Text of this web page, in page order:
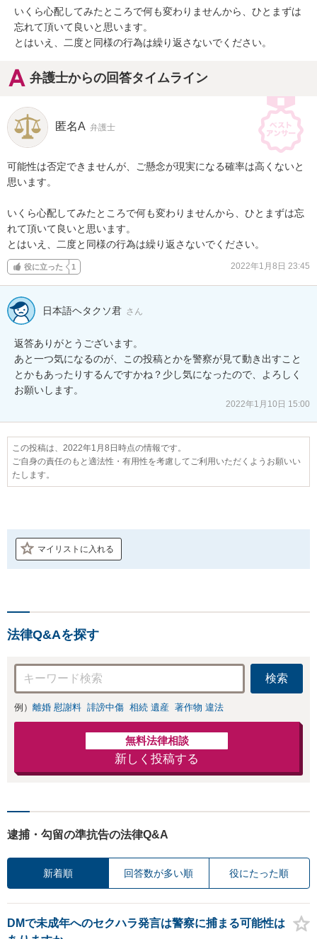
いくら心配してみたところで何も変わりませんから、ひとまずは
忘れて頂いて良いと思います。
とはいえ、二度と同様の行為は繰り返さないでください。
弁護士からの回答タイムライン
匿名A 弁護士
可能性は否定できませんが、ご懸念が現実になる確率は高くないと
思います。
いくら心配してみたところで何も変わりませんから、ひとまずは忘
れて頂いて良いと思います。
とはいえ、二度と同様の行為は繰り返さないでください。
役に立った 1 2022年1月8日 23:45
日本語ヘタクソ君 さん
返答ありがとうございます。
あと一つ気になるのが、この投稿とかを警察が見て動き出すこと
とかもあったりするんですかね？少し気になったので、よろしく
お願いします。
2022年1月10日 15:00
この投稿は、2022年1月8日時点の情報です。
ご自身の責任のもと適法性・有用性を考慮してご利用いただくようお願いい
たします。
マイリストに入れる
法律Q&Aを探す
検索
例） 離婚 慰謝料 誹謗中傷 相続 遺産 著作物 違法
無料法律相談
新しく投稿する
逮捕・勾留の準抗告の法律Q&A
新着順 回答数が多い順 役にたった順
DMで未成年へのセクハラ発言は警察に捕まる可能性は